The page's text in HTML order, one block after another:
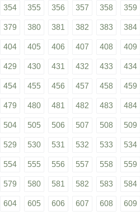
354 355 356 357 358 359
379 380 381 382 383 384
404 405 406 407 408 409
429 430 431 432 433 434
454 455 456 457 458 459
479 480 481 482 483 484
504 505 506 507 508 509
529 530 531 532 533 534
554 555 556 557 558 559
579 580 581 582 583 584
604 605 606 607 608 609